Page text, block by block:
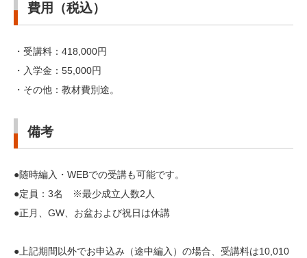
費用（税込）
・受講料：418,000円
・入学金：55,000円
・その他：教材費別途。
備考
●随時編入・WEBでの受講も可能です。
●定員：3名 ※最少成立人数2人
●正月、GW、お盆および祝日は休講
●上記期間以外でお申込み（途中編入）の場合、受講料は10,010